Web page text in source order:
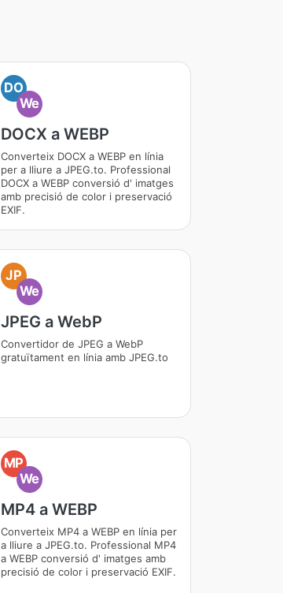
DO
We
DOCX a WEBP
Converteix DOCX a WEBP en línia
per a lliure a JPEG.to. Professional
DOCX a WEBP conversió d' imatges
amb precisió de color i preservació
EXIF.
JP
We
JPEG a WebP
Convertidor de JPEG a WebP
gratuïtament en línia amb JPEG.to
MP
We
MP4 a WEBP
Converteix MP4 a WEBP en línia per
a lliure a JPEG.to. Professional MP4
a WEBP conversió d' imatges amb
precisió de color i preservació EXIF.